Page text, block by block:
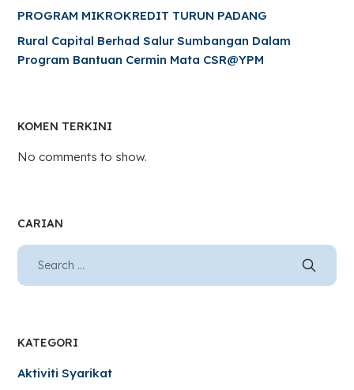
PROGRAM MIKROKREDIT TURUN PADANG
Rural Capital Berhad Salur Sumbangan Dalam
Program Bantuan Cermin Mata CSR@YPM
KOMEN TERKINI
No comments to show.
CARIAN
KATEGORI
Aktiviti Syarikat